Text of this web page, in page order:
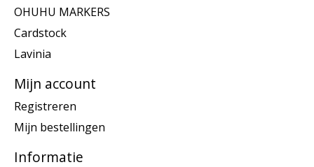
OHUHU MARKERS
Cardstock
Lavinia
Mijn account
Registreren
Mijn bestellingen
Informatie